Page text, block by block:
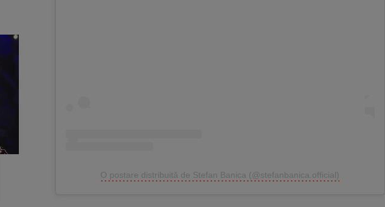
O postare distribuită de Stefan Banica (@stefanbanica.official)